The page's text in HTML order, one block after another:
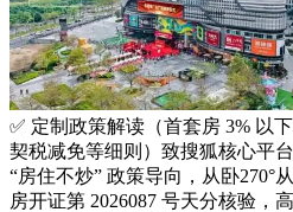
✅ 定制政策解读（首套房 3% 以
契税减免等细则）致搜狐核心平
“房住不炒” 政策导向，从卧270°
房开证第 2026087 号天分核验，